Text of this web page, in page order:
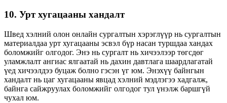
10. Урт хугацааны хандалт
Швед хэлний олон онлайн сургалтын хэрэглүүр нь сургалтын
материалдаа урт хугацааны эсвэл бүр насан туршдаа хандах
боломжийг олгодог. Энэ нь сургалт нь хичээлээр төгсдөг
уламжлалт ангиас ялгаатай нь дахин давтлага шаардлагатай
үед хичээлдээ буцаж болно гэсэн үг юм. Энэхүү байнгын
хандалт нь цаг хугацааны явцад хэлний мэдлэгээ хадгалж,
байнга сайжруулах боломжийг олгодог тул үнэлж баршгүй
чухал юм.